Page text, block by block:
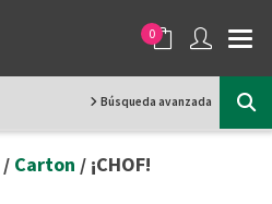
0
Búsqueda avanzada
/ Carton / ¡CHOF!